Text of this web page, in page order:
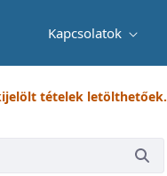
Kapcsolatok
tételek letölthetőek.